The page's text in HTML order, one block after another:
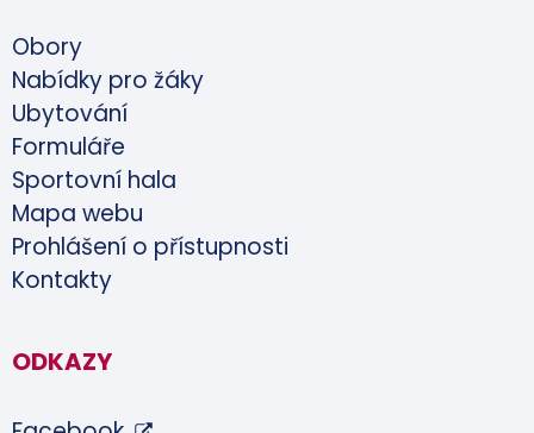
Obory
Nabídky pro žáky
Ubytování
Formuláře
Sportovní hala
Mapa webu
Prohlášení o přístupnosti
Kontakty
ODKAZY